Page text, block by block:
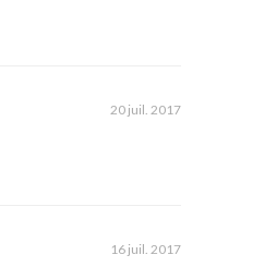
20 juil. 2017
16 juil. 2017